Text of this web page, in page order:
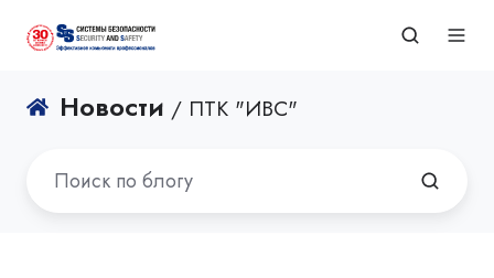
Новости / ПТК "ИВС"